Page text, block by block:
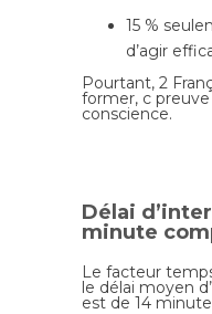
15 %
d’agir
Pourtant, 2
former, c preuve
conscience.
Délai
minute
Le facteur
le délai moyen
est de 14